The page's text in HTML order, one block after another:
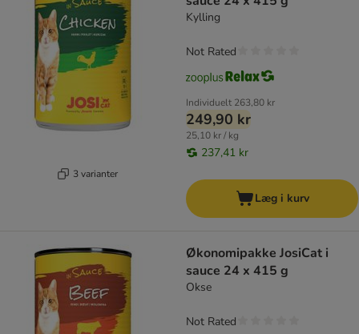
3 varianter
Kylling
Individuelt 263,80 kr
249,90 kr
25,10 kr / kg
237,41 kr
Not Rated
Læg i kurv
Økonomipakke JosiCat i
sauce 24 x 415 g
Okse
Not Rated